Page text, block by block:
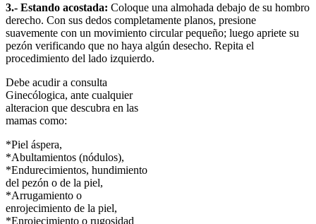
3.- Estando acostada: Coloque una almohada debajo de su hombro
derecho. Con sus dedos completamente planos, presione
suavemente con un movimiento circular pequeño; luego apriete su
pezón verificando que no haya algún desecho. Repita el
procedimiento del lado izquierdo.
Debe acudir a consulta
Ginecólogica, ante cualquier
alteracion que descubra en las
mamas como:
*Piel áspera,
*Abultamientos (nódulos),
*Endurecimientos, hundimiento
del pezón o de la piel,
*Arrugamiento o
enrojecimiento de la piel,
*Enrojecimiento o rugosidad